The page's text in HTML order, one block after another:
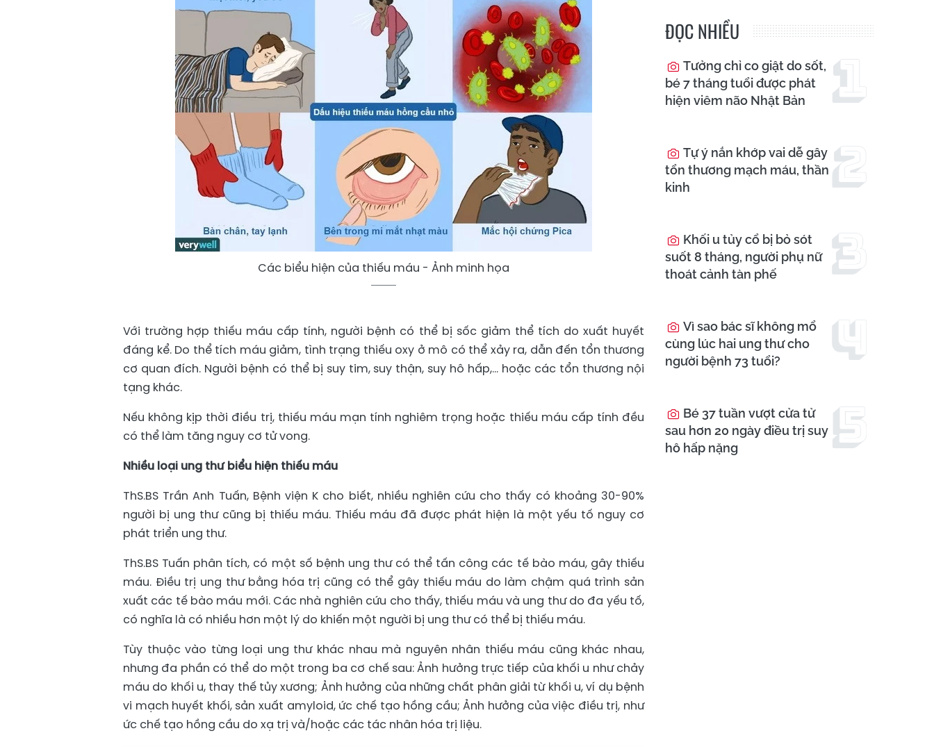
Các biểu hiện của thiếu máu - Ảnh minh họa
Với trường hợp thiếu máu cấp tính, người bệnh có thể bị sốc giảm thể tích do xuất huyết
đáng kể. Do thể tích máu giảm, tình trạng thiếu oxy ở mô có thể xảy ra, dẫn đến tổn thương
cơ quan đích. Người bệnh có thể bị suy tim, suy thận, suy hô hấp,… hoặc các tổn thương nội
tạng khác.
Nếu không kịp thời điều trị, thiếu máu mạn tính nghiêm trọng hoặc thiếu máu cấp tính đều
có thể làm tăng nguy cơ tử vong.
Nhiều loại ung thư biểu hiện thiếu máu
ThS.BS Trần Anh Tuấn, Bệnh viện K cho biết, nhiều nghiên cứu cho thấy có khoảng 30-90%
người bị ung thư cũng bị thiếu máu. Thiếu máu đã được phát hiện là một yếu tố nguy cơ
phát triển ung thư.
ThS.BS Tuấn phân tích, có một số bệnh ung thư có thể tấn công các tế bào máu, gây thiếu
máu. Điều trị ung thư bằng hóa trị cũng có thể gây thiếu máu do làm chậm quá trình sản
xuất các tế bào máu mới. Các nhà nghiên cứu cho thấy, thiếu máu và ung thư do đa yếu tố,
có nghĩa là có nhiều hơn một lý do khiến một người bị ung thư có thể bị thiếu máu.
Tùy thuộc vào từng loại ung thư khác nhau mà nguyên nhân thiếu máu cũng khác nhau,
nhưng đa phần có thể do một trong ba cơ chế sau: Ảnh hưởng trực tiếp của khối u như chảy
máu do khối u, thay thế tủy xương; Ảnh hưởng của những chất phân giải từ khối u, ví dụ bệnh
vi mạch huyết khối, sản xuất amyloid, ức chế tạo hồng cầu; Ảnh hưởng của việc điều trị, như
ức chế tạo hồng cầu do xạ trị và/hoặc các tác nhân hóa trị liệu.
ĐỌC NHIỀU
Tưởng chỉ co giật do sốt,
bé 7 tháng tuổi được phát
hiện viêm não Nhật Bản
Tự ý nắn khớp vai dễ gây
tổn thương mạch máu, thần
kinh
Khối u tủy cổ bị bỏ sót
suốt 8 tháng, người phụ nữ
thoát cảnh tàn phế
Vì sao bác sĩ không mổ
cùng lúc hai ung thư cho
người bệnh 73 tuổi?
Bé 37 tuần vượt cửa tử
sau hơn 20 ngày điều trị suy
hô hấp nặng